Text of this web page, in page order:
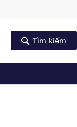
Tìm kiếm